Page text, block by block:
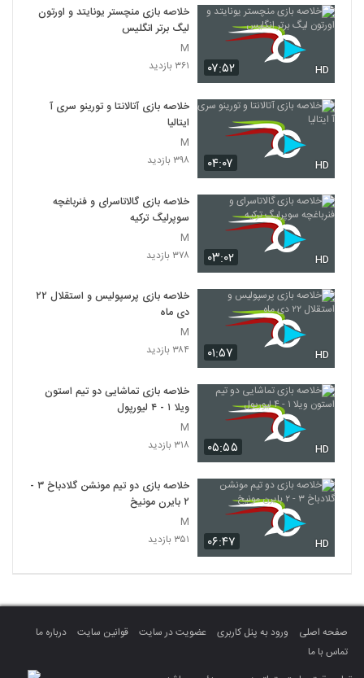
۰۷:۵۲ HD
خلاصه بازی منچستر یونایتد و اورتون
لیگ برتر انگلیس
M
۳۶۱ بازدید
۰۴:۰۷ HD
خلاصه بازی آتالانتا و تورینو سری آ
ایتالیا
M
۳۹۸ بازدید
۰۳:۰۲ HD
خلاصه بازی گالاتاسرای و فنرباغچه
سوپرلیگ ترکیه
M
۳۷۸ بازدید
۰۱:۵۷ HD
خلاصه بازی پرسپولیس و استقلال ۲۲
دی ماه
M
۳۸۴ بازدید
۰۵:۵۵ HD
خلاصه بازی تماشایی دو تیم استون
ویلا ۱ - ۴ لیورپول
M
۳۱۸ بازدید
۰۶:۴۷ HD
خلاصه بازی دو تیم مونشن گلادباخ ۳ -
۲ بایرن مونیخ
M
۳۵۱ بازدید
صفحه اصلی ورود به پنل کاربری عضویت در سایت قوانین سایت
درباره ما
تماس با ما